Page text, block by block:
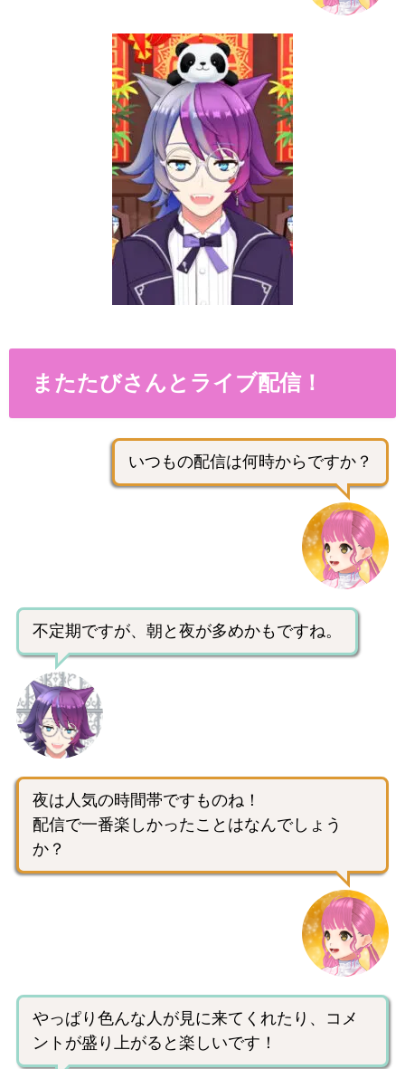
またたびさんとライブ配信！
いつもの配信は何時からですか？
不定期ですが、朝と夜が多めかもですね。
夜は人気の時間帯ですものね！
配信で一番楽しかったことはなんでしょう
か？
やっぱり色んな人が見に来てくれたり、コメ
ントが盛り上がると楽しいです！